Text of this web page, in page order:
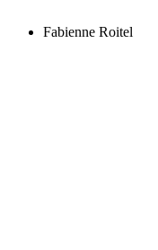
Fabienne Roitel